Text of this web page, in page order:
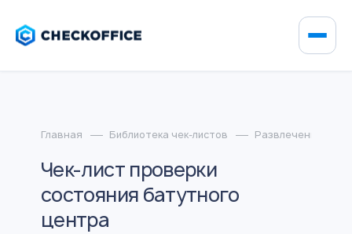
Главная Библиотека чек-листов Развлечения и
Чек-лист проверки
состояния батутного
центра